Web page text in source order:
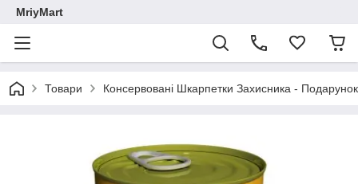
MriyMart
Товари Консервовані Шкарпетки Захисника -